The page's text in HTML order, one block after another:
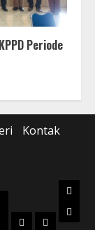
Periode
Kontak
2023 2024
Foto